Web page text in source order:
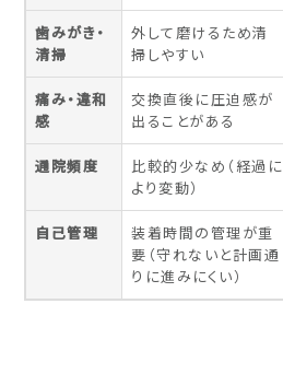
歯みがき・
清掃
外して磨けるため清
掃しやすい
痛み・違和
感
交換直後に圧迫感が
出ることがある
通院頻度
比較的少なめ（経過に
より変動）
自己管理
装着時間の管理が重
要（守れないと計画通
りに進みにくい）